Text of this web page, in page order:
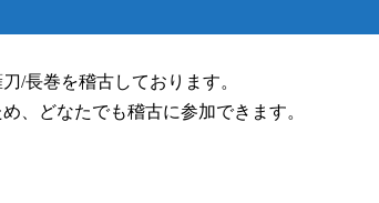
/長巻を稽古しております。
、どなたでも稽古に参加できます。